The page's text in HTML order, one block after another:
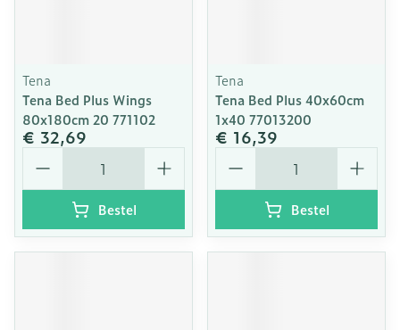
Tena
Tena Bed Plus Wings
80x180cm 20 771102
€ 32,69
Aantal
Bestel
Tena
Tena Bed Plus 40x60cm
1x40 77013200
€ 16,39
Aantal
Bestel